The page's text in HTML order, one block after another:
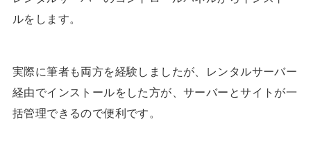
ルをします。
実際に筆者も両方を経験しましたが、レンタルサーバー
経由でインストールをした方が、サーバーとサイトが一
括管理できるので便利です。